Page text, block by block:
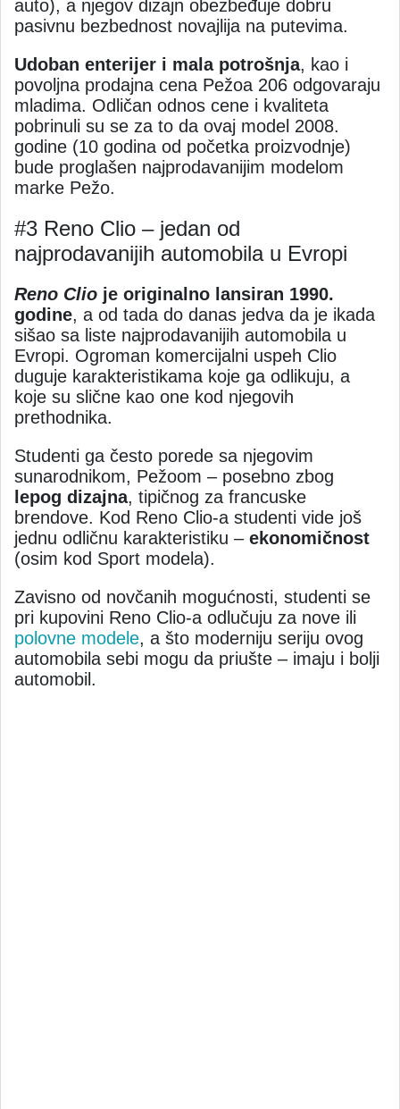
auto), a njegov dizajn obezbeđuje dobru
pasivnu bezbednost novajlija na putevima.
Udoban enterijer i mala potrošnja, kao i
povoljna prodajna cena Pežoa 206 odgovaraju
mladima. Odličan odnos cene i kvaliteta
pobrinuli su se za to da ovaj model 2008.
godine (10 godina od početka proizvodnje)
bude proglašen najprodavanijim modelom
marke Pežo.
#3 Reno Clio – jedan od
najprodavanijih automobila u Evropi
Reno Clio je originalno lansiran 1990.
godine, a od tada do danas jedva da je ikada
sišao sa liste najprodavanijih automobila u
Evropi. Ogroman komercijalni uspeh Clio
duguje karakteristikama koje ga odlikuju, a
koje su slične kao one kod njegovih
prethodnika.
Studenti ga često porede sa njegovim
sunarodnikom, Pežoom – posebno zbog
lepog dizajna, tipičnog za francuske
brendove. Kod Reno Clio-a studenti vide još
jednu odličnu karakteristiku –ekonomičnost
(osim kod Sport modela).
Zavisno od novčanih mogućnosti, studenti se
pri kupovini Reno Clio-a odlučuju za nove ili
polovne modele, a što moderniju seriju ovog
automobila sebi mogu da priušte – imaju i bolji
automobil.